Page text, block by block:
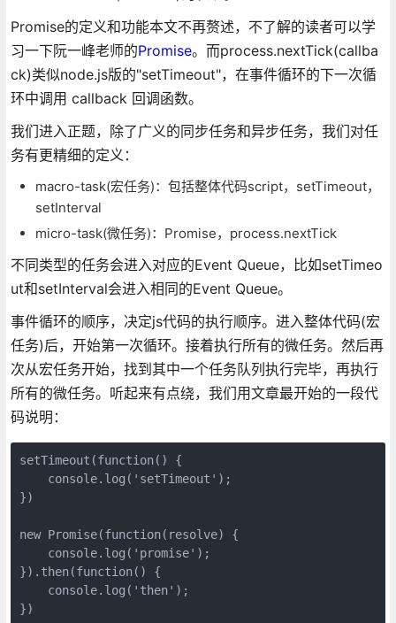
Promise的定义和功能本文不再赘述，不了解的读者可以学
习一下阮一峰老师的Promise。而process.nextTick(callba
ck)类似node.js版的"setTimeout"，在事件循环的下一次循
环中调用 callback 回调函数。
我们进入正题，除了广义的同步任务和异步任务，我们对任
务有更精细的定义：
macro-task(宏任务)：包括整体代码script，setTimeout，
setInterval
micro-task(微任务)：Promise，process.nextTick
不同类型的任务会进入对应的Event Queue，比如setTimeo
ut和setInterval会进入相同的Event Queue。
事件循环的顺序，决定js代码的执行顺序。进入整体代码(宏
任务)后，开始第一次循环。接着执行所有的微任务。然后再
次从宏任务开始，找到其中一个任务队列执行完毕，再执行
所有的微任务。听起来有点绕，我们用文章最开始的一段代
码说明：
setTimeout(function() {
    console.log('setTimeout');
})
new Promise(function(resolve) {
    console.log('promise');
}).then(function() {
    console.log('then');
})